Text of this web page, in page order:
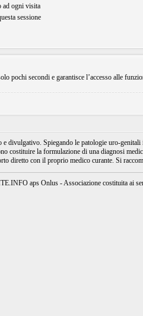
ad ogni visita
sessione
pochi secondi e garantisce l’accesso alle
Spiegando le patologie uro-
costituire la formulazione di una diagnosi
diretto con il proprio medico curante. Si
aps Onlus - Associazione costituita ai